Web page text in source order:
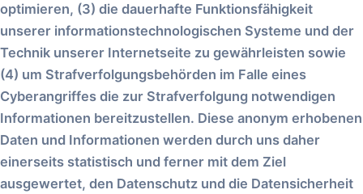
optimieren, (3) die dauerhafte Funktionsfähigkeit
unserer informationstechnologischen Systeme und der
Technik unserer Internetseite zu gewährleisten sowie
(4) um Strafverfolgungsbehörden im Falle eines
Cyberangriffes die zur Strafverfolgung notwendigen
Informationen bereitzustellen. Diese anonym erhobenen
Daten und Informationen werden durch uns daher
einerseits statistisch und ferner mit dem Ziel
ausgewertet, den Datenschutz und die Datensicherheit